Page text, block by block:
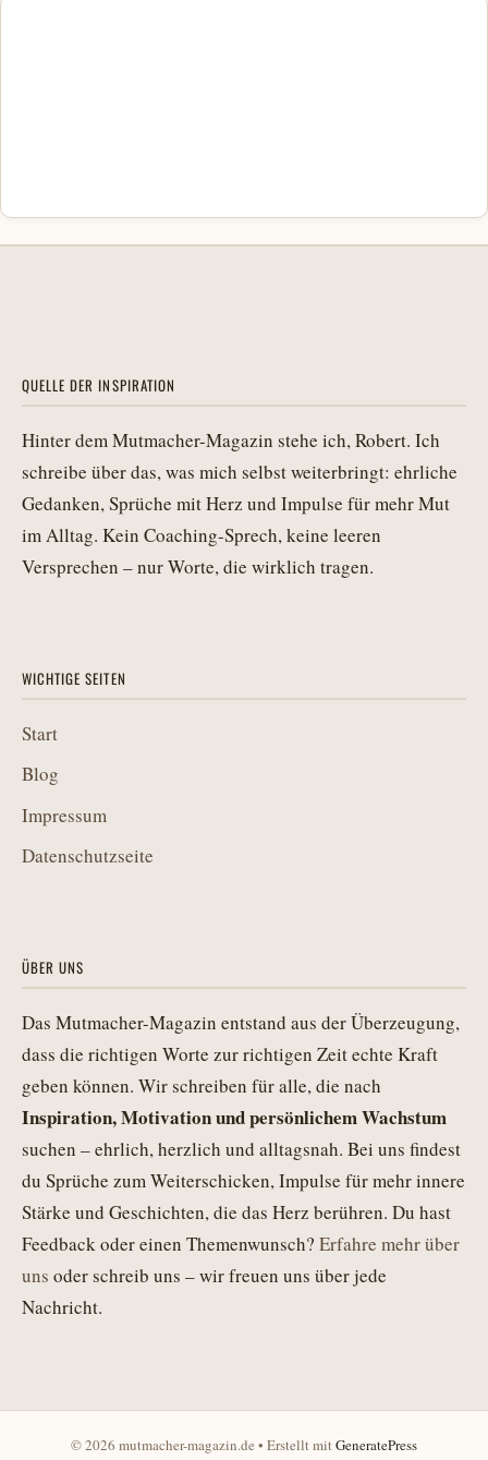
QUELLE DER INSPIRATION
Hinter dem Mutmacher-Magazin stehe ich, Robert. Ich
schreibe über das, was mich selbst weiterbringt: ehrliche
Gedanken, Sprüche mit Herz und Impulse für mehr Mut
im Alltag. Kein Coaching-Sprech, keine leeren
Versprechen – nur Worte, die wirklich tragen.
WICHTIGE SEITEN
Start
Blog
Impressum
Datenschutzseite
ÜBER UNS
Das Mutmacher-Magazin entstand aus der Überzeugung,
dass die richtigen Worte zur richtigen Zeit echte Kraft
geben können. Wir schreiben für alle, die nach
Inspiration, Motivation und persönlichem Wachstum
suchen – ehrlich, herzlich und alltagsnah. Bei uns findest
du Sprüche zum Weiterschicken, Impulse für mehr innere
Stärke und Geschichten, die das Herz berühren. Du hast
Feedback oder einen Themenwunsch? Erfahre mehr über
uns oder schreib uns – wir freuen uns über jede
Nachricht.
© 2026 mutmacher-magazin.de • Erstellt mitGeneratePress